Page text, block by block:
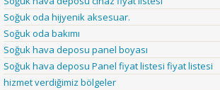
Soğuk oda hijyenik aksesuar.
Soğuk oda bakımı
Soğuk hava deposu panel boyası
Soğuk hava deposu Panel fiyat listesi fiyat listesi
hizmet verdiğimiz bölgeler